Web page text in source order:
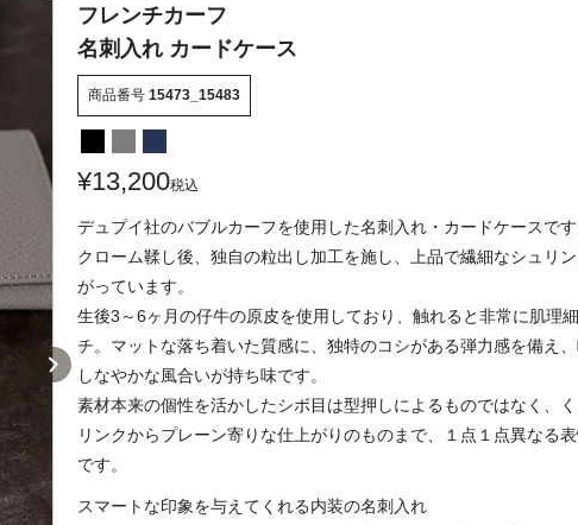
ブレルノ
ヒマラヤクロコダイル
フレンチカーフ
名刺入れ カードケース
商品番号 15473_15483
¥13,200税込
デュプイ社のバブルカーフを使用した名刺入れ・カードケースです
クローム鞣し後、独自の粒出し加工を施し、上品で繊細なシュリ
がっています。
生後3～6ヶ月の仔牛の原皮を使用しており、触れると非常に肌理
チ。マットな落ち着いた質感に、独特のコシがある弾力感を備え
しなやかな風合いが持ち味です。
素材本来の個性を活かしたシボ目は型押しによるものではなく、
リンクからプレーン寄りな仕上がりのものまで、１点１点異なる
です。
スマートな印象を与えてくれる内装の名刺入れ